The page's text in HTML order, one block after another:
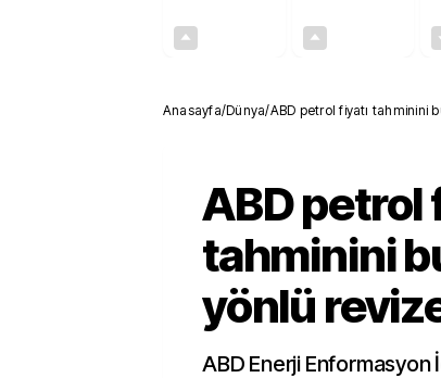
Anasayfa/Dünya/ABD petrol fiyatı tahminini
ABD petrol
tahminini
yönlü
ABD Enerji Enformasyon